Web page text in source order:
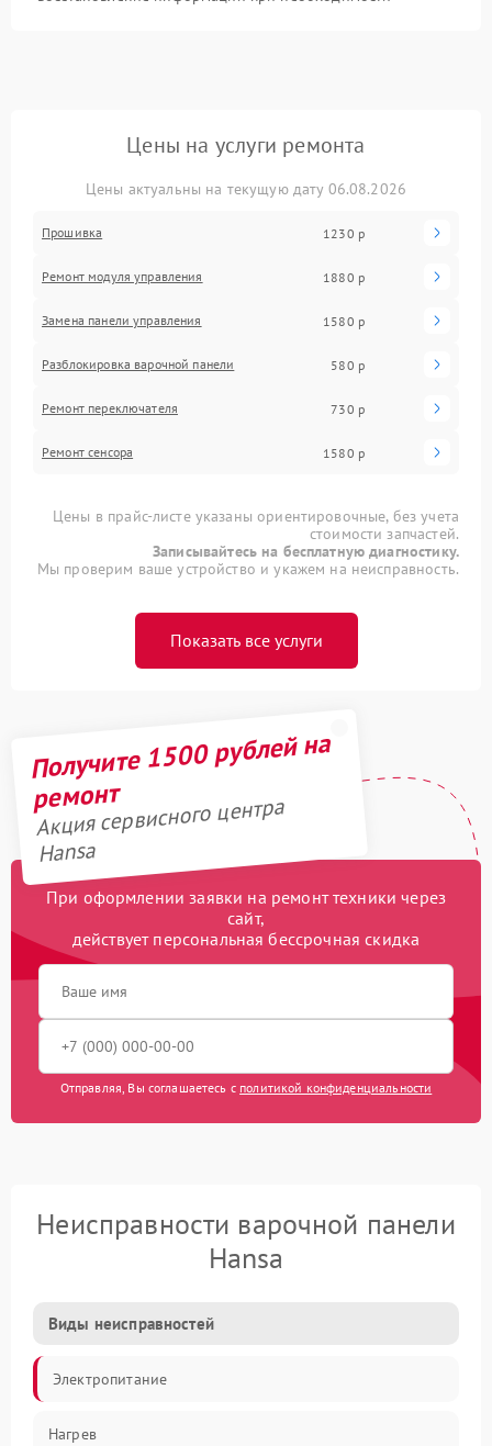
Цены на услуги ремонта
Цены актуальны на текущую дату 06.08.2026
Прошивка 1230 р
Ремонт модуля управления 1880 р
Замена панели управления 1580 р
Разблокировка варочной панели 580 р
Ремонт переключателя 730 р
Ремонт сенсора 1580 р
Цены в прайс-листе указаны ориентировочные, без учета
стоимости запчастей.
Записывайтесь на бесплатную диагностику.
Мы проверим ваше устройство и укажем на неисправность.
Показать все услуги
Получите 1500 рублей на
ремонт
Акция сервисного центра
Hansa
При оформлении заявки на ремонт техники через
сайт,
действует персональная бессрочная скидка
Отправляя, Вы соглашаетесь с политикой конфиденциальности
Неисправности варочной панели
Hansa
Виды неисправностей
Электропитание
Нагрев